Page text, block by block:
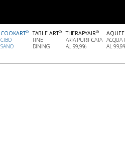
COOKART®
CIBO
SANO
TABLE ART®
FINE
DINING
THERAPYAIR®
ARIA PURIFICATA
AL 99,9%
ACQUA
AL